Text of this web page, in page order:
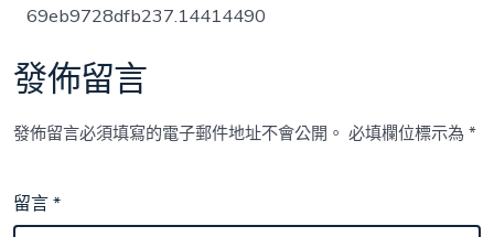
69eb9728dfb237.14414490
發佈留言
發佈留言必須填寫的電子郵件地址不會公開。 必填欄位標示為*
留言*